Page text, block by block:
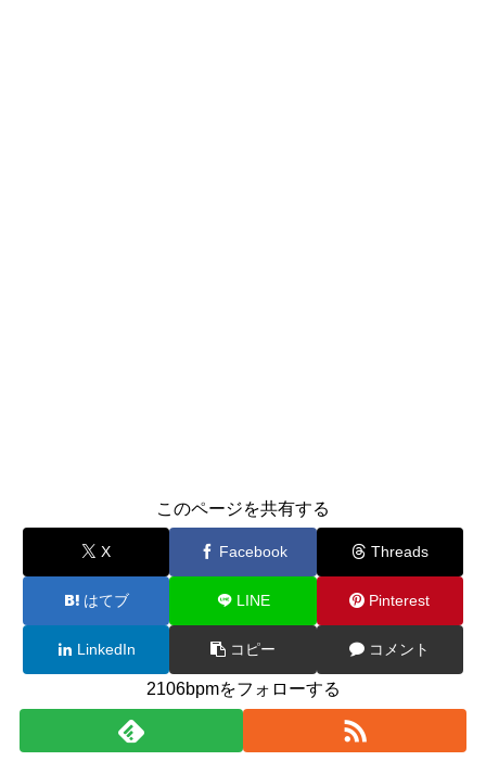
このページを共有する
X Facebook Threads
はてブ LINE Pinterest
LinkedIn コピー コメント
2106bpmをフォローする